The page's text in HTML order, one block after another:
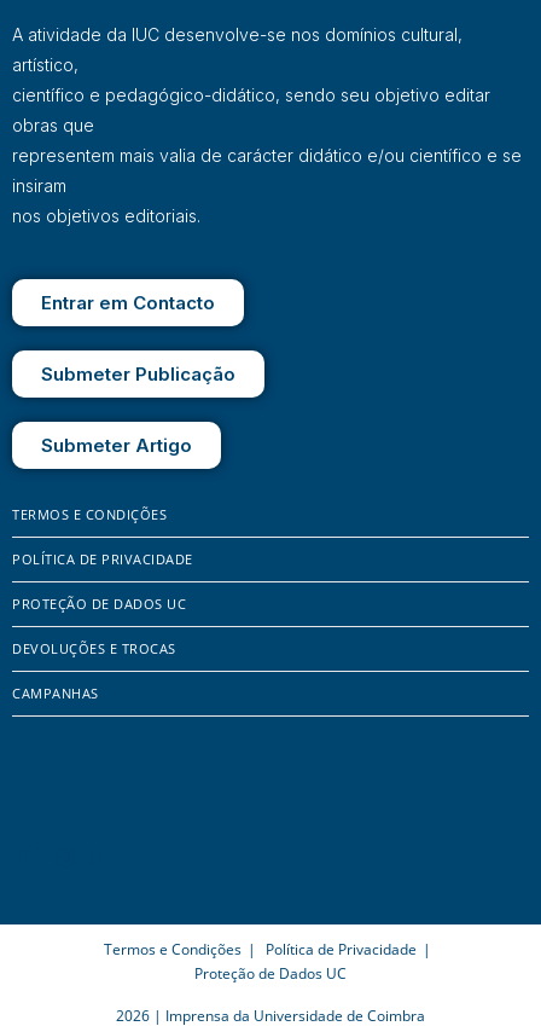
A atividade da IUC desenvolve-se nos domínios cultural,
artístico,
científico e pedagógico-didático, sendo seu objetivo editar
obras que
representem mais valia de carácter didático e/ou científico e se
insiram
nos objetivos editoriais.
Entrar em Contacto
Submeter Publicação
Submeter Artigo
TERMOS E CONDIÇÕES
POLÍTICA DE PRIVACIDADE
PROTEÇÃO DE DADOS UC
DEVOLUÇÕES E TROCAS
CAMPANHAS
Termos e Condições
Política de Privacidade
Proteção de Dados UC
2026 | Imprensa da Universidade de Coimbra